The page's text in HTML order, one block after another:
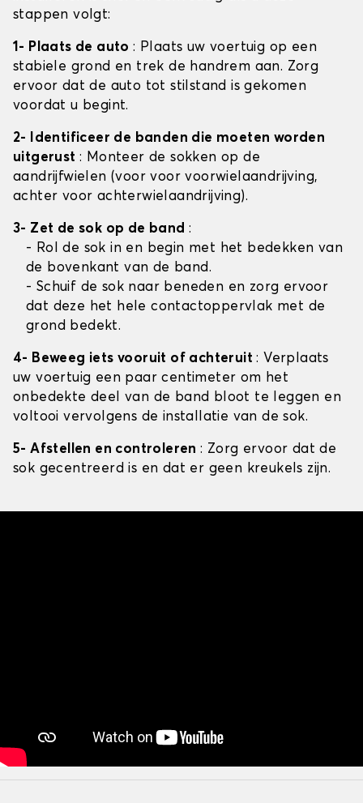
stappen volgt:
1- Plaats de auto: Plaats uw voertuig op een
stabiele grond en trek de handrem aan. Zorg
ervoor dat de auto tot stilstand is gekomen
voordat u begint.
2- Identificeer de banden die moeten worden
uitgerust: Monteer de sokken op de
aandrijfwielen (voor voor voorwielaandrijving,
achter voor achterwielaandrijving).
3- Zet de sok op de band :
- Rol de sok in en begin met het bedekken van
de bovenkant van de band.
- Schuif de sok naar beneden en zorg ervoor
dat deze het hele contactoppervlak met de
grond bedekt.
4- Beweeg iets vooruit of achteruit: Verplaats
uw voertuig een paar centimeter om het
onbedekte deel van de band bloot te leggen en
voltooi vervolgens de installatie van de sok.
5- Afstellen en controleren: Zorg ervoor dat de
sok gecentreerd is en dat er geen kreukels zijn.